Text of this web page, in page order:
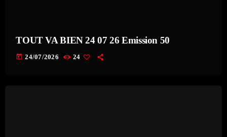
TOUT VA BIEN 24 07 26 Emission 50
today 24/07/2026 24